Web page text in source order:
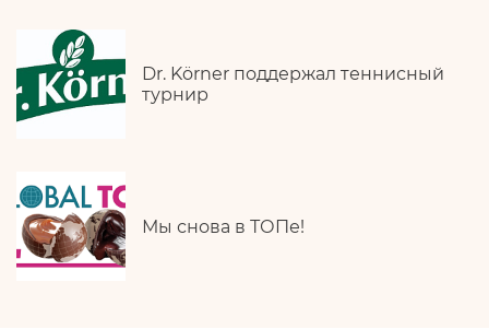
Dr. Körner поддержал теннисный
турнир
Мы снова в ТОПе!